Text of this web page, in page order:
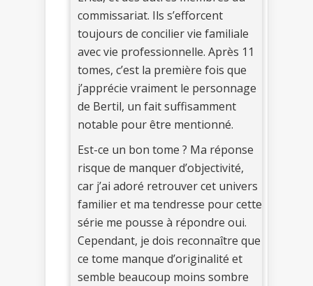
commissariat. Ils s’efforcent
toujours de concilier vie familiale
avec vie professionnelle. Après 11
tomes, c’est la première fois que
j’apprécie vraiment le personnage
de Bertil, un fait suffisamment
notable pour être mentionné.
Est-ce un bon tome ? Ma réponse
risque de manquer d’objectivité,
car j’ai adoré retrouver cet univers
familier et ma tendresse pour cette
série me pousse à répondre oui.
Cependant, je dois reconnaître que
ce tome manque d’originalité et
semble beaucoup moins sombre